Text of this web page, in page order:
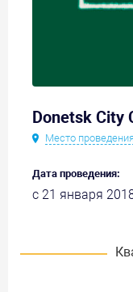
Donetsk City
Место проведения
Дата проведения:
с 21 января